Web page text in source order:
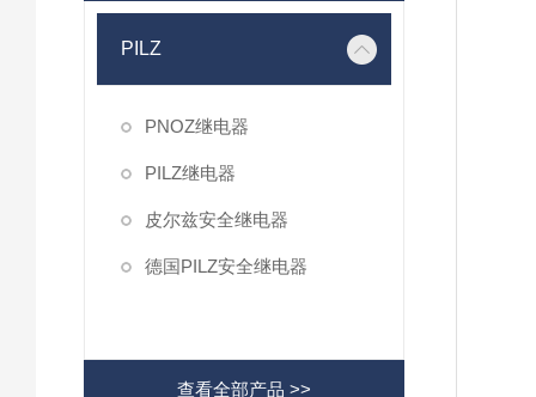
PILZ
PNOZ继电器
PILZ继电器
皮尔兹安全继电器
德国PILZ安全继电器
查看全部产品 >>